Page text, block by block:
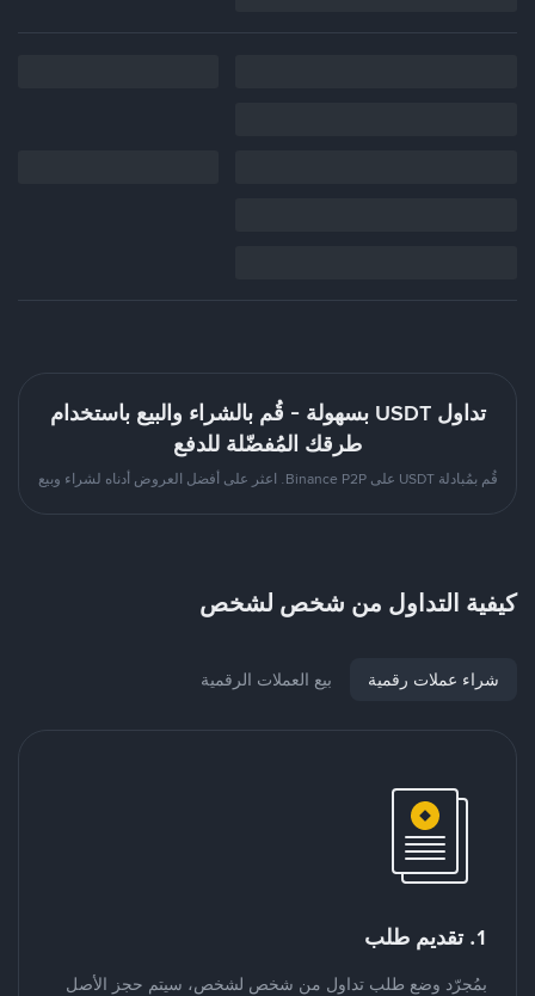
تداول USDT بسهولة - قُم بالشراء والبيع باستخدام
طرقك المُفضّلة للدفع
قُم بمُبادلة USDT على Binance P2P. اعثر على أفضل العروض أدناه لشراء وبيع
كيفية التداول من شخص لشخص
شراء عملات رقمية بيع العملات الرقمية
1. تقديم طلب
بمُجرّد وضع طلب تداول من شخص لشخص، سيتم حجز الأصل